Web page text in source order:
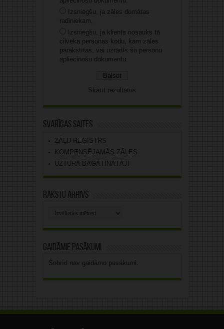
Izsniegšu, ja zāles domātas
radiniekam.
Izsniegšu, ja klients nosauks tā
cilvēka personas kodu, kam zāles
parakstītas, vai uzrādīs šo personu
apliecinošu dokumentu.
Skatīt rezultātus
Svarīgas saites
ZĀĻU REĢISTRS
KOMPENSĒJAMĀS ZĀLES
UZTURA BAGĀTINĀTĀJI
Rakstu arhīvs
Gaidāmie pasākumi
Šobrīd nav gaidāmo pasākumi.